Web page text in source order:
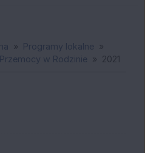
Programy lokalne
w Rodzinie
2021